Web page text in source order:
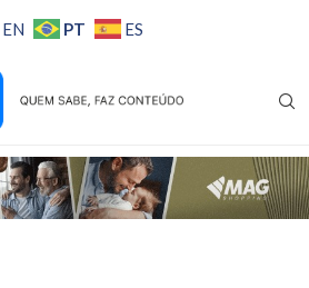
EN PT ES